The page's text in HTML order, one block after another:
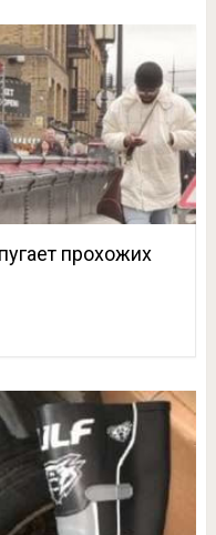
прохожих